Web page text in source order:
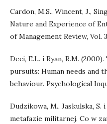
Cardon, M.S., Wincent, J.,
Nature and Experience of
of Management Review, Vol.
Deci, E.L. i Ryan, R.M.
pursuits: Human needs and
behaviour. Psychological
Dudzikowa, M., Jaskulska, S.
metafazie militarnej. Co w